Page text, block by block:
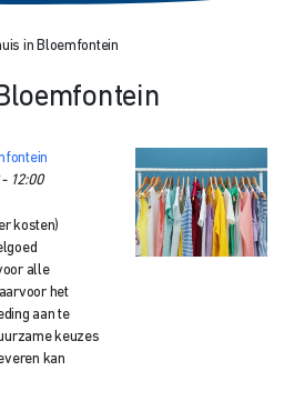
in Bloemfontein
- 12:00
kosten)
alle
het
aan te
keuzes
kan